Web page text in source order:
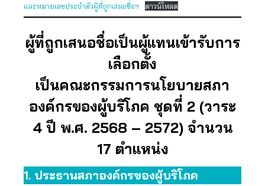
และหมายเลขประจำตัวผู้ที่ถูกเสนอชื่อฯ
ดาวน์โหลด
ผู้ที่ถูกเสนอชื่อเป็นผู้แทนเข้ารับการ
เลือกตั้ง
เป็นคณะกรรมการนโยบายสภา
องค์กรของผู้บริโภค ชุดที่ 2 (วาระ
4 ปี พ.ศ. 2568 – 2572) จำนวน
17 ตำแหน่ง
1. ประธานสภาองค์กรของผู้บริโภค